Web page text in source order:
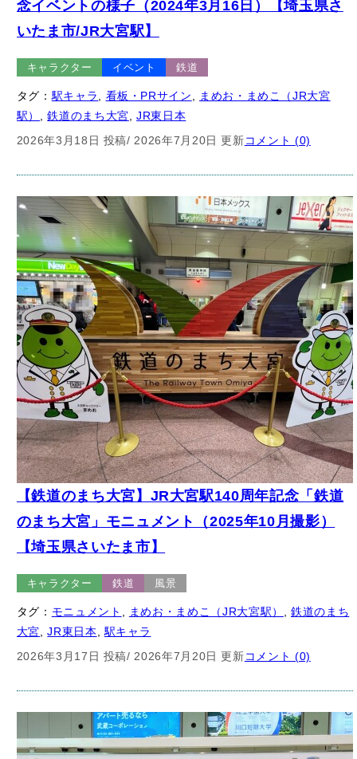
いたま市/JR大宮駅】
タグ：駅キャラ, 看板・PRサイン, まめお・まめこ（JR大宮
駅） , 鉄道のまち大宮 , JR東日本
2026年3月18日 投稿/ 2026年7月20日 更新
【鉄道のまち大宮】JR大宮駅140周年記念「鉄道
のまち大宮」モニュメント（2025年10月撮影）
【埼玉県さいたま市】
タグ：モニュメント, まめお・まめこ（JR大宮駅）
大宮 , JR東日本 , 駅キャラ
2026年3月17日 投稿/ 2026年7月20日 更新